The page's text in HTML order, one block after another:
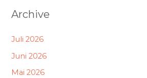
Archive
Juli 2026
Juni 2026
Mai 2026